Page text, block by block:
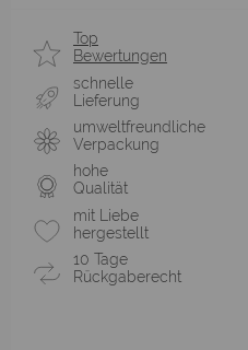
Top
Bewertungen
schnelle
Lieferung
umweltfreundliche
Verpackung
hohe
Qualität
mit Liebe
hergestellt
10 Tage
Rückgaberecht